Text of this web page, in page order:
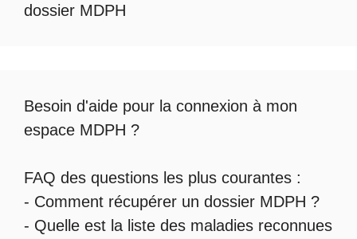
dossier MDPH
Besoin d'aide pour la connexion à mon
espace MDPH ?
FAQ des questions les plus courantes :
- Comment récupérer un dossier MDPH ?
- Quelle est la liste des maladies reconnues